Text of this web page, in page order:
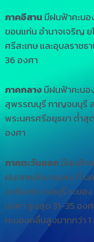
ภาคอีสาน มีฝนฟ้าคะน
ขอนแก่น อำนาจเจริญ
ศรีสะเกษ และอุบลราช
36 องศา
ภาคกลางมีฝนฟ้าคะนอ
สุพรรณบุรี กาญจนบุรี ล
พระนครศรีอยุธยา ต่ำ
องศา
ภาคตะวันออกมีฝนฟ้าค
ฝนตกหนักบางแห่ง ที่ น
ฉะเชิงเทรา ชลบุรี ระย
องศา สูงสุด 31-35 อง
คะนองคลื่นสูงมากกว่า 1